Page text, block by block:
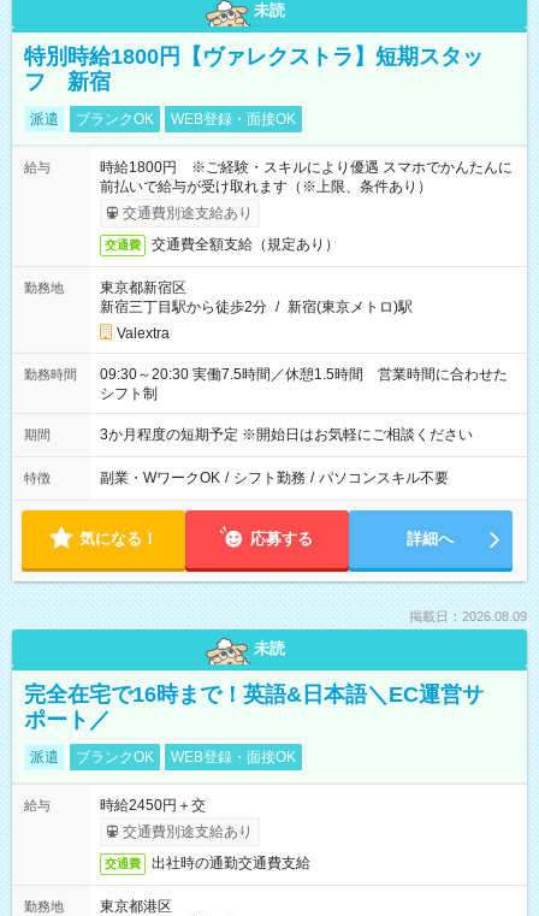
未読
特別時給1800円【ヴァレクストラ】短期スタッ
フ 新宿
派遣 ブランクOK WEB登録・面接OK
給与
時給1800円 ※ご経験・スキルにより優遇 スマホでかんたんに
前払いで給与が受け取れます（※上限、条件あり）
交通費別途支給あり
交通費 交通費全額支給（規定あり）
勤務地
東京都新宿区
新宿三丁目駅から徒歩2分 / 新宿(東京メトロ)駅
Valextra
勤務時間
09:30～20:30 実働7.5時間／休憩1.5時間 営業時間に合わせた
シフト制
期間 3か月程度の短期予定 ※開始日はお気軽にご相談ください
特徴 副業・WワークOK / シフト勤務 / パソコンスキル不要
気になる！ 応募する 詳細へ
掲載日：2026.08.09
未読
完全在宅で16時まで！英語&日本語＼EC運営サ
ポート／
派遣 ブランクOK WEB登録・面接OK
給与
時給2450円＋交
交通費別途支給あり
交通費 出社時の通勤交通費支給
勤務地
東京都港区